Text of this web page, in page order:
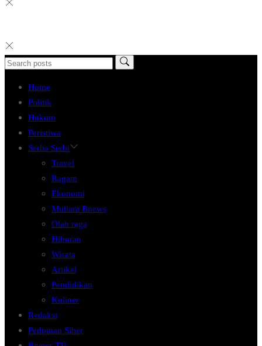
Home
Politik
Hukum
Peristiwa
Serba Serbi
Travel
Ragam
Ekonomi
Mutiara Bnews
Olah raga
Hiburan
Wisata
Artikel
Pendidikan
Kuliner
Redaksi
Pedoman Siber